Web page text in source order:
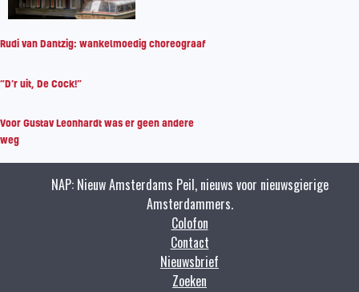
Rudi van Dantzig: wankelmoedig choreograaf
“D’r uit, De Cock!”
Voor Gustav Leonhardt was er geen andere
weg
NAP: Nieuw Amsterdams Peil, nieuws voor nieuwsgierige
Amsterdammers.
Colofon
Contact
Nieuwsbrief
Zoeken